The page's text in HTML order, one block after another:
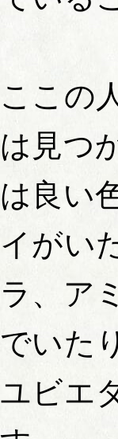
ここの
は見つ
は良い
イがい
ラ、ア
でいた
ユビエ